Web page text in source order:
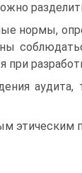
нормы,
при
аудита,
этическим